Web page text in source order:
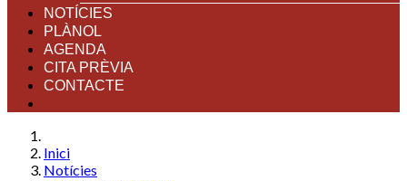
NOTÍCIES
PLÀNOL
AGENDA
CITA PRÈVIA
CONTACTE
Inici
Notícies